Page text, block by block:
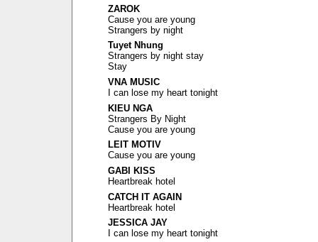
ZAROK
Cause you are young
Strangers by night
Tuyet Nhung
Strangers by night stay
Stay
VNA MUSIC
I can lose my heart tonight
KIEU NGA
Strangers By Night
Cause you are young
LEIT MOTIV
Cause you are young
GABI KISS
Heartbreak hotel
CATCH IT AGAIN
Heartbreak hotel
JESSICA JAY
I can lose my heart tonight